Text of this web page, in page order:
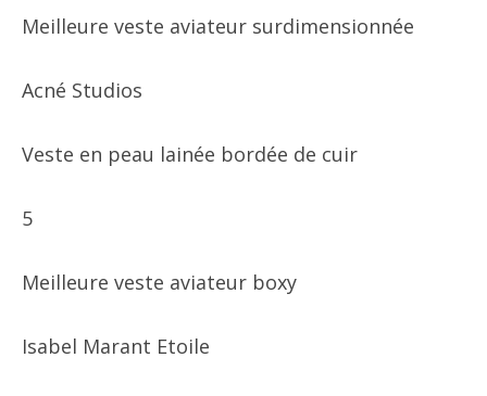
Meilleure veste aviateur surdimensionnée
Acné Studios
Veste en peau lainée bordée de cuir
5
Meilleure veste aviateur boxy
Isabel Marant Etoile